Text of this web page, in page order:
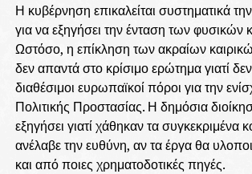
Η κυβέρνηση επικαλείται συστηματικά
για να εξηγήσει την ένταση των φυσικών
Ωστόσο, η επίκληση των ακραίων
δεν απαντά στο κρίσιμο ερώτημα γιατί
διαθέσιμοι ευρωπαϊκοί πόροι για την
Πολιτικής Προστασίας. Η δημόσια
εξηγήσει γιατί χάθηκαν τα συγκεκριμένα
ανέλαβε την ευθύνη, αν τα έργα θα
και από ποιες χρηματοδοτικές πηγές.